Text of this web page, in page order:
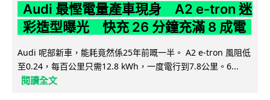
Audi 最慳電量產車現身 A2 e-tron 迷
彩造型曝光 快充 26 分鐘充滿 8 成電
Audi 呢部新車，能耗竟然係25年前嘅一半。 A2 e-tron 風阻低
至0.24，每百公里只需12.8 kWh，一度電行到7.8公里。6...
閱讀全文